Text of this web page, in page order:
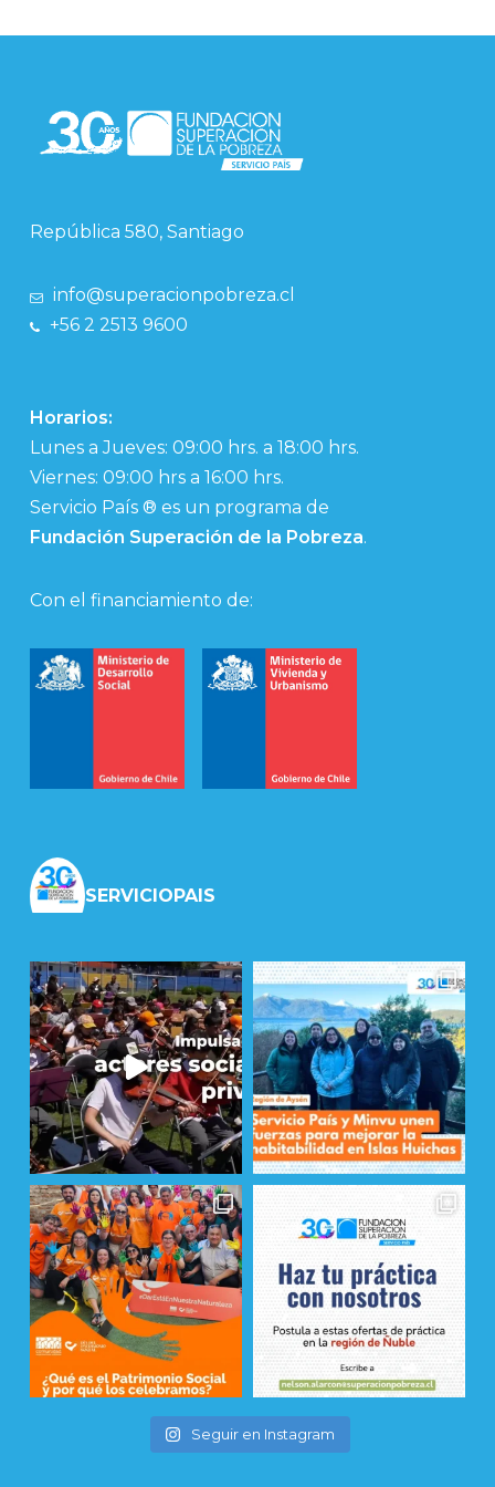
República 580, Santiago
info@superacionpobreza.cl
+56 2 2513 9600
Horarios:
Lunes a Jueves: 09:00 hrs. a 18:00 hrs.
Viernes: 09:00 hrs a 16:00 hrs.
Servicio País ® es un programa de
Fundación Superación de la Pobreza.
Con el financiamiento de:
SERVICIOPAIS
Seguir en Instagram